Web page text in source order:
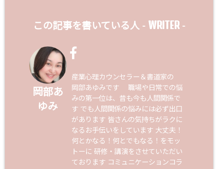
この記事を書いている人 - WRITER-
岡部あ
ゆみ
産業心理カウンセラー＆書道家の
岡部あゆみです 職場や日常での悩
みの第一位は、昔も今も人間関係で
す でも人間関係の悩みには必ず出口
があります 皆さんの気持ちがラクに
なるお手伝いをしています 大丈夫！
何とかなる！何とでもなる！をモッ
トーに 研修・講演をさせていただい
ております コミュニケーションコラ